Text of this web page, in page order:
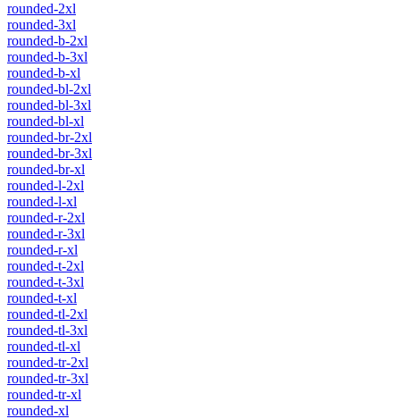
rounded-2xl
rounded-3xl
rounded-b-2xl
rounded-b-3xl
rounded-b-xl
rounded-bl-2xl
rounded-bl-3xl
rounded-bl-xl
rounded-br-2xl
rounded-br-3xl
rounded-br-xl
rounded-l-2xl
rounded-l-xl
rounded-r-2xl
rounded-r-3xl
rounded-r-xl
rounded-t-2xl
rounded-t-3xl
rounded-t-xl
rounded-tl-2xl
rounded-tl-3xl
rounded-tl-xl
rounded-tr-2xl
rounded-tr-3xl
rounded-tr-xl
rounded-xl